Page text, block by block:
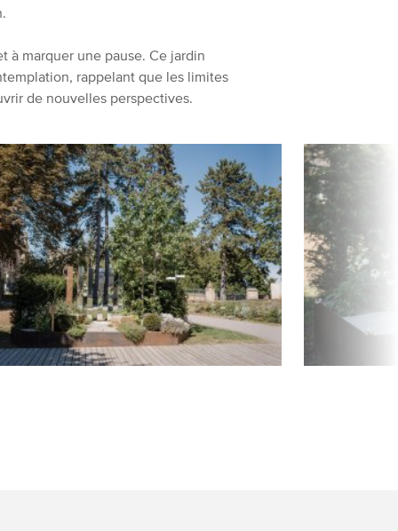
à marquer une pause. Ce jardin
rappelant que les limites
de nouvelles perspectives.